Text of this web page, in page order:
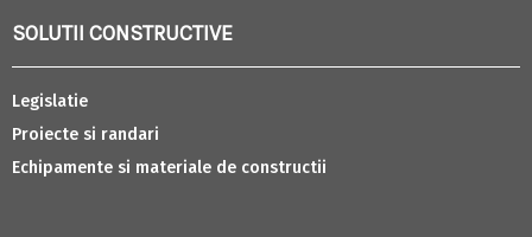
SOLUTII CONSTRUCTIVE
Legislatie
Proiecte si randari
Echipamente si materiale de constructii